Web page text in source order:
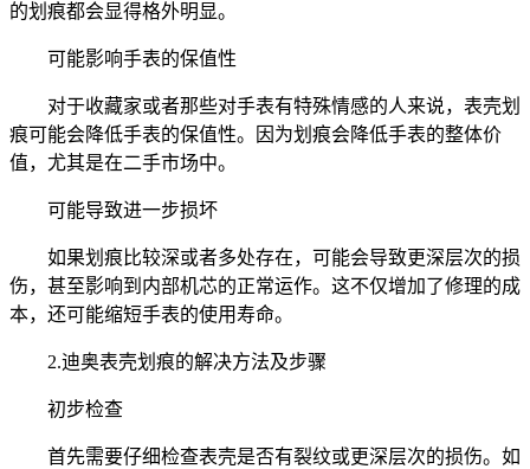
的划痕都会显得格外明显。
可能影响手表的保值性
对于收藏家或者那些对手表有特殊情感的人来说，表壳划
痕可能会降低手表的保值性。因为划痕会降低手表的整体价
值，尤其是在二手市场中。
可能导致进一步损坏
如果划痕比较深或者多处存在，可能会导致更深层次的损
伤，甚至影响到内部机芯的正常运作。这不仅增加了修理的成
本，还可能缩短手表的使用寿命。
2.迪奥表壳划痕的解决方法及步骤
初步检查
首先需要仔细检查表壳是否有裂纹或更深层次的损伤。如